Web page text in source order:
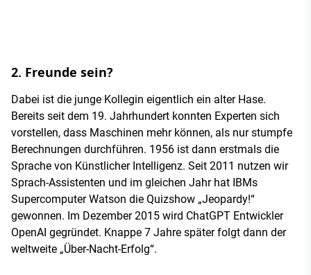
2. Freunde sein?
Dabei ist die junge Kollegin eigentlich ein alter Hase.
Bereits seit dem 19. Jahrhundert konnten Experten sich
vorstellen, dass Maschinen mehr können, als nur stumpfe
Berechnungen durchführen. 1956 ist dann erstmals die
Sprache von Künstlicher Intelligenz. Seit 2011 nutzen wir
Sprach-Assistenten und im gleichen Jahr hat IBMs
Supercomputer Watson die Quizshow „Jeopardy!“
gewonnen. Im Dezember 2015 wird ChatGPT Entwickler
OpenAI gegründet. Knappe 7 Jahre später folgt dann der
weltweite „Über-Nacht-Erfolg“.